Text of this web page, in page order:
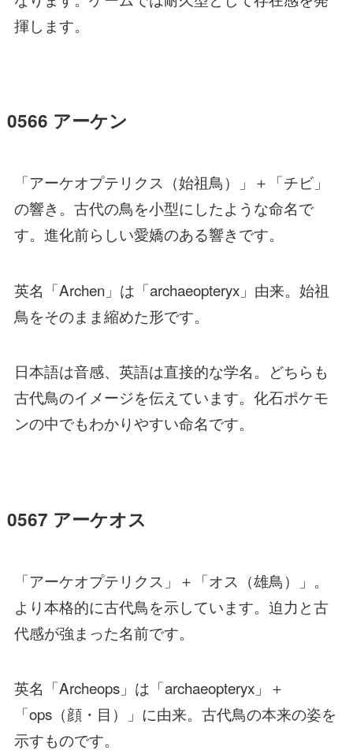
揮します。
0566 アーケン
「アーケオプテリクス（始祖鳥）」＋「チビ」
の響き。古代の鳥を小型にしたような命名で
す。進化前らしい愛嬌のある響きです。
英名「Archen」は「archaeopteryx」由来。始祖
鳥をそのまま縮めた形です。
日本語は音感、英語は直接的な学名。どちらも
古代鳥のイメージを伝えています。化石ポケモ
ンの中でもわかりやすい命名です。
0567 アーケオス
「アーケオプテリクス」＋「オス（雄鳥）」。
より本格的に古代鳥を示しています。迫力と古
代感が強まった名前です。
英名「Archeops」は「archaeopteryx」＋
「ops（顔・目）」に由来。古代鳥の本来の姿を
示すものです。